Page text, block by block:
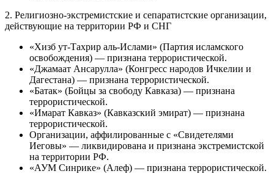
2. Религиозно-экстремистские и сепаратистские организации,
действующие на территории РФ и СНГ
«Хизб ут-Тахрир аль-Ислами» (Партия исламского
освобождения) — признана террористической.
«Джамаат Ансарулла» (Конгресс народов Ичкелии и
Дагестана) — признана террористической.
«Батак» (Бойцы за свободу Кавказа) — признана
террористической.
«Имарат Кавказ» (Кавказский эмират) — признана
террористической.
Организации, аффилированные с «Свидетелями
Иеговы» — ликвидирована и признана экстремистской
на территории РФ.
«АУМ Синрике» (Алеф) — признана террористической.